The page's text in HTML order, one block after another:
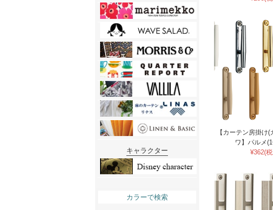
【カーテン房掛け
ワ】パルメ
¥362(
キャラクター
カラーで検索